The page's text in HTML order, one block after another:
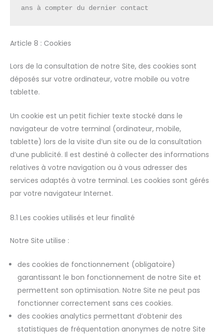
ans à compter du dernier contact
Article 8 : Cookies
Lors de la consultation de notre Site, des cookies sont
déposés sur votre ordinateur, votre mobile ou votre
tablette.
Un cookie est un petit fichier texte stocké dans le
navigateur de votre terminal (ordinateur, mobile,
tablette) lors de la visite d’un site ou de la consultation
d’une publicité. Il est destiné à collecter des informations
relatives à votre navigation ou à vous adresser des
services adaptés à votre terminal. Les cookies sont gérés
par votre navigateur Internet.
8.1 Les cookies utilisés et leur finalité
Notre Site utilise :
des cookies de fonctionnement (obligatoire)
garantissant le bon fonctionnement de notre Site et
permettent son optimisation. Notre Site ne peut pas
fonctionner correctement sans ces cookies.
des cookies analytics permettant d’obtenir des
statistiques de fréquentation anonymes de notre Site